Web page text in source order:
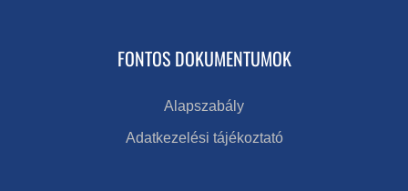
FONTOS DOKUMENTUMOK
Alapszabály
Adatkezelési tájékoztató